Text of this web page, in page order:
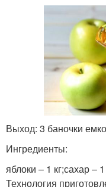
Выход: 3 баночки
Ингредиенты:
яблоки – 1 кг;сахар – 1
Технология